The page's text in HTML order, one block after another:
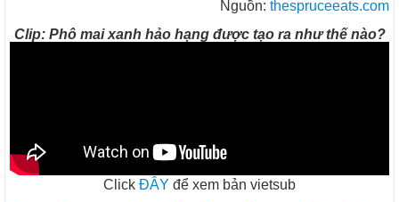
Nguồn: thespruceeats.com
Clip: Phô mai xanh hảo hạng được tạo ra như thế nào?
Click ĐÂY để xem bản vietsub